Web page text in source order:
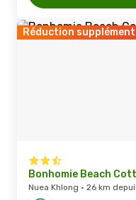
Réduction
Bonhomie Beach
Nuea Khlong · 26 km